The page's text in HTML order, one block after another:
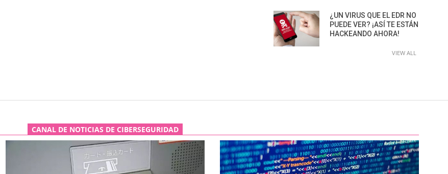
¿UN VIRUS QUE EL EDR NO
PUEDE VER? ¡ASÍ TE ESTÁN
HACKEANDO AHORA!
VIEW ALL
CANAL DE NOTICIAS DE CIBERSEGURIDAD